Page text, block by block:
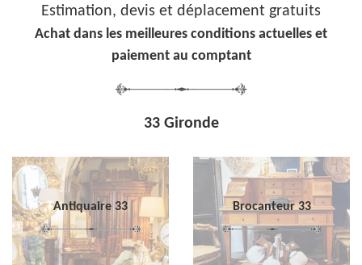
Estimation, devis et déplacement gratuits
Achat dans les meilleures conditions actuelles et
paiement au comptant
33 Gironde
Antiquaire 33 Brocanteur 33